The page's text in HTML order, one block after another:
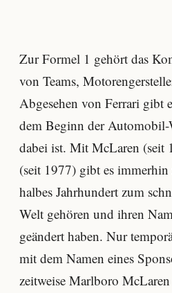
Zur Formel 1 gehört das
von Teams,
Abgesehen von Ferrari gibt
dem Beginn der Automobil-
dabei ist. Mit McLaren (seit
(seit 1977) gibt es immerhin
halbes Jahrhundert zum
Welt gehören und ihren
geändert haben. Nur
mit dem Namen eines
zeitweise Marlboro